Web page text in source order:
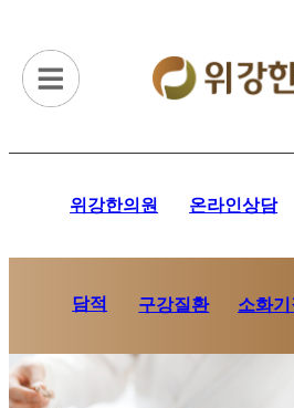
위강한의원 온라인상담
담적 구강질환 소화